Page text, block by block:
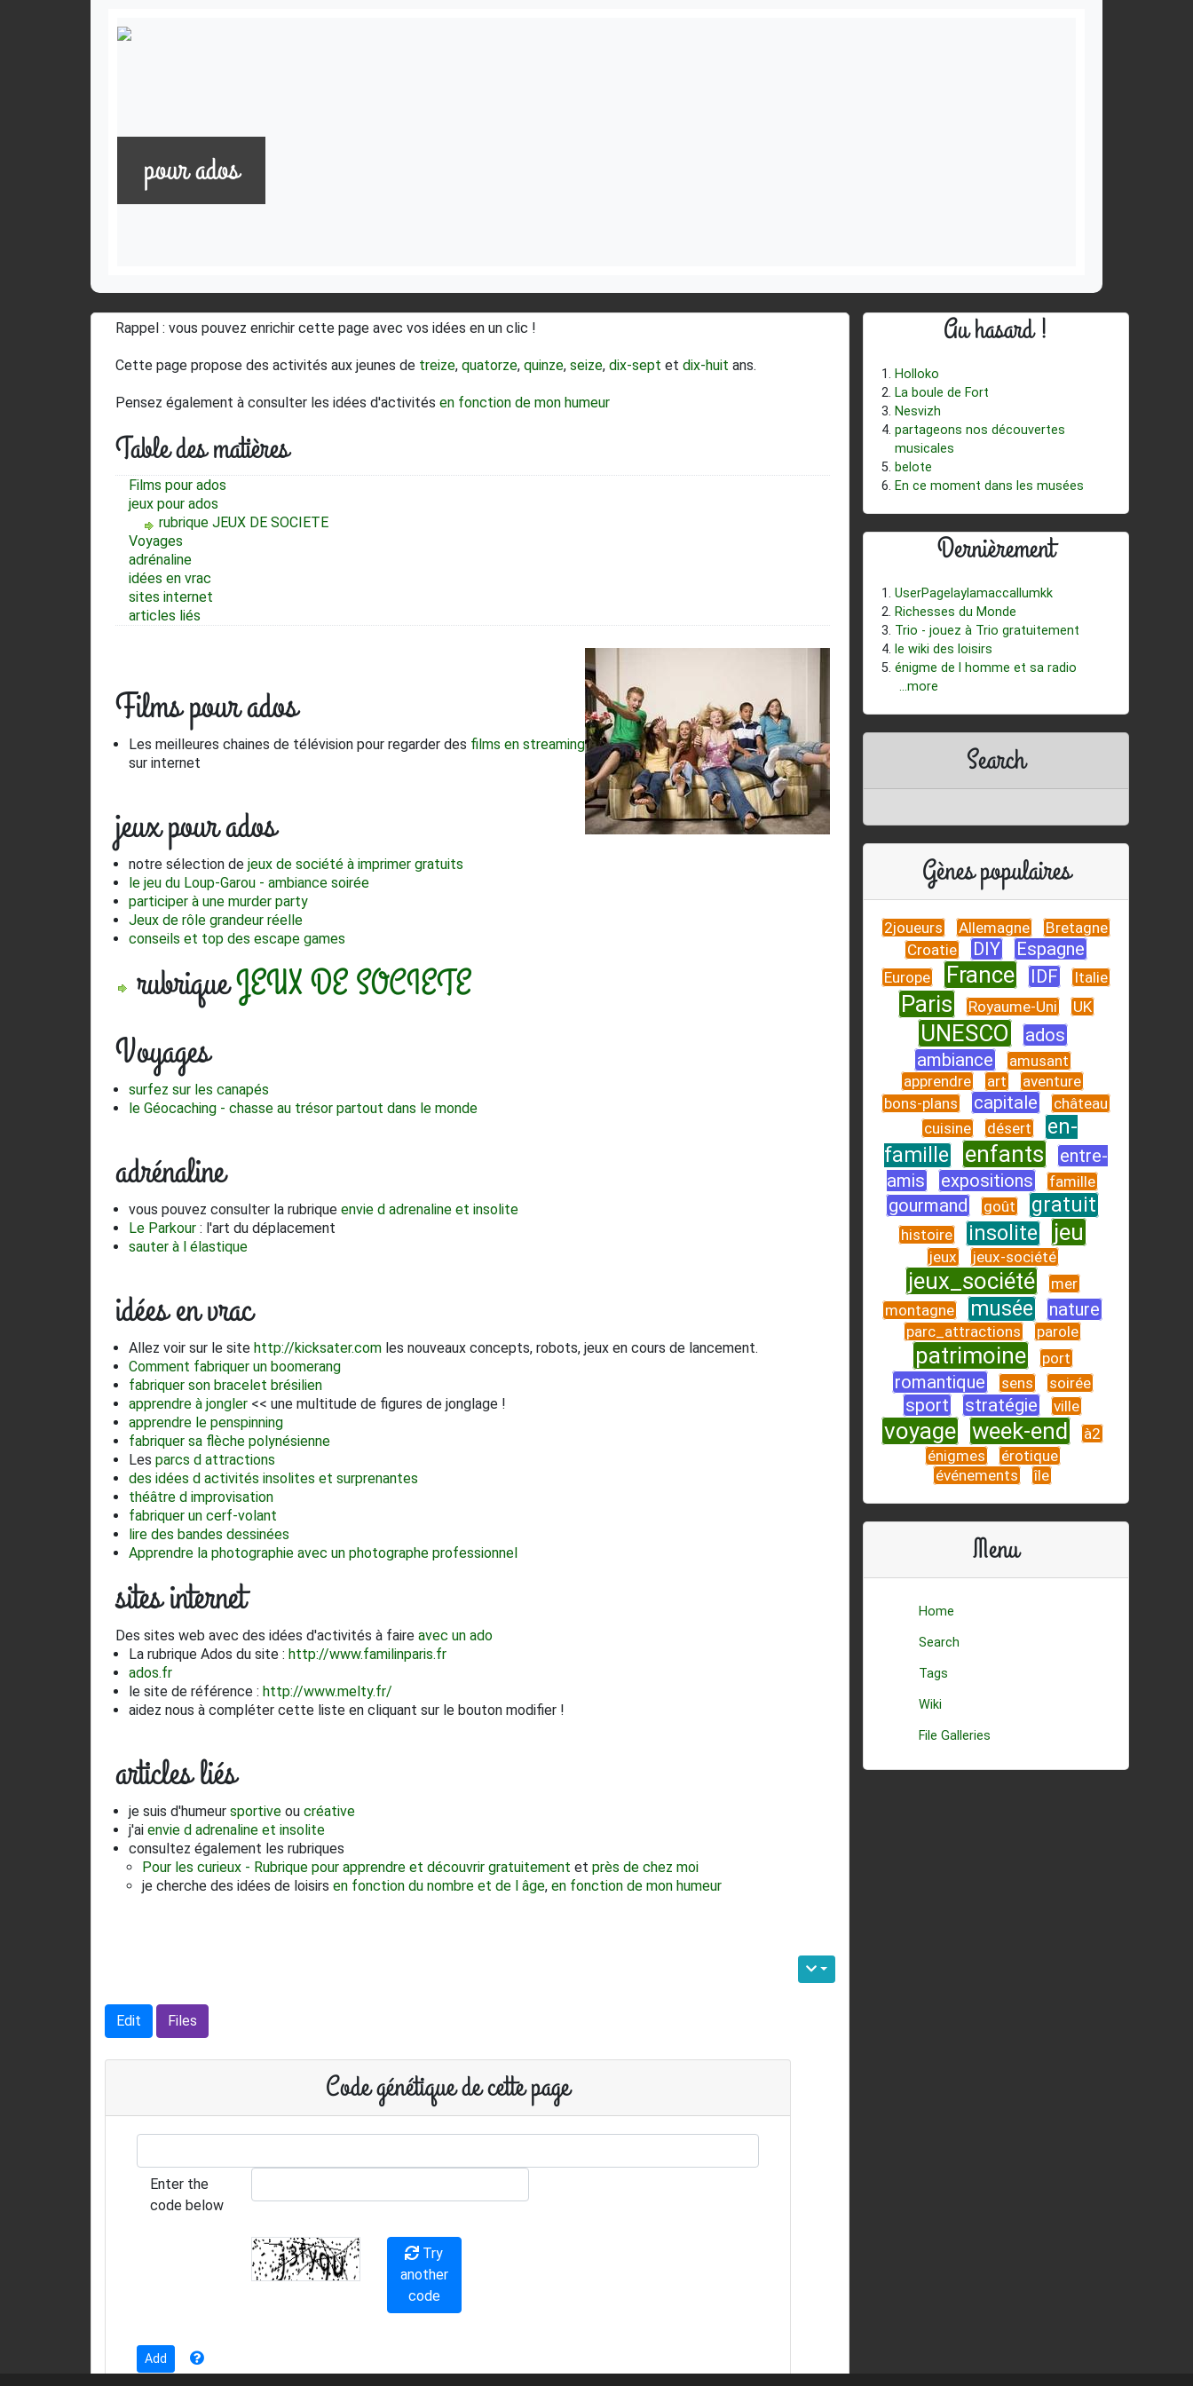
pour ados
Rappel : vous pouvez enrichir cette page avec vos idées en un clic !
Cette page propose des activités aux jeunes de treize, quatorze, quinze, seize, dix-sept et dix-huit ans.
Pensez également à consulter les idées d'activités en fonction de mon humeur
Table des matières
Films pour ados
jeux pour ados
rubrique JEUX DE SOCIETE
Voyages
adrénaline
idées en vrac
sites internet
articles liés
Films pour ados
Les meilleures chaines de télévision pour regarder des films en streaming
sur internet
jeux pour ados
notre sélection de jeux de société à imprimer gratuits
le jeu du Loup-Garou - ambiance soirée
participer à une murder party
Jeux de rôle grandeur réelle
conseils et top des escape games
rubriqueJEUX DE SOCIETE
Voyages
surfez sur les canapés
le Géocaching - chasse au trésor partout dans le monde
adrénaline
vous pouvez consulter la rubrique envie d adrenaline et insolite
Le Parkour : l'art du déplacement
sauter à l élastique
idées en vrac
Allez voir sur le site http://kicksater.com les nouveaux concepts, robots, jeux en cours de lancement.
Comment fabriquer un boomerang
fabriquer son bracelet brésilien
apprendre à jongler << une multitude de figures de jonglage !
apprendre le penspinning
fabriquer sa flèche polynésienne
Les parcs d attractions
des idées d activités insolites et surprenantes
théâtre d improvisation
fabriquer un cerf-volant
lire des bandes dessinées
Apprendre la photographie avec un photographe professionnel
sites internet
Des sites web avec des idées d'activités à faire avec un ado
La rubrique Ados du site : http://www.familinparis.fr
ados.fr
le site de référence : http://www.melty.fr/
aidez nous à compléter cette liste en cliquant sur le bouton modifier !
articles liés
je suis d'humeur sportive ou créative
j'ai envie d adrenaline et insolite
consultez également les rubriques
Pour les curieux - Rubrique pour apprendre et découvrir gratuitement et près de chez moi
je cherche des idées de loisirs en fonction du nombre et de l âge, en fonction de mon humeur
Edit Files
Code génétique de cette page
Enter the
code below
Try
another
code
Au hasard !
Holloko
La boule de Fort
Nesvizh
partageons nos découvertes
musicales
belote
En ce moment dans les musées
Dernièrement
UserPagelaylamaccallumkk
Richesses du Monde
Trio - jouez à Trio gratuitement
le wiki des loisirs
énigme de l homme et sa radio
...more
Search
Gènes populaires
2joueurs Allemagne
Bretagne
Croatie
DIY Espagne
Europe France IDF Italie
Paris Royaume-Uni UK
UNESCO
ados
ambiance
amusant
apprendre
art
aventure
bons-plans
capitale
château
cuisine
désert
en-
famille
enfants
entre-
amis
expositions famille
gourmand goût gratuit
histoire insolite jeu
jeux jeux-société
jeux_société
mer
montagne
musée nature
parc_attractions parole
patrimoine port
romantique sens soirée
sport stratégie ville
voyage week-end
à2
énigmes
érotique
événements
île
Menu
Home
Search
Tags
Wiki
File Galleries